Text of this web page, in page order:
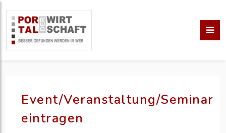
Event/Veranstaltung/Seminar
eintragen